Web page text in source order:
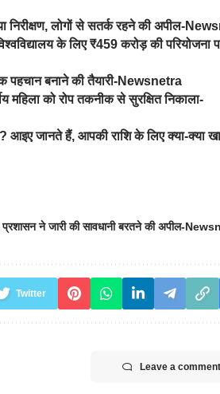
निरीक्षण, लोगों से सतर्क रहने की अपील-
के लिए ₹459 करोड़ की परियोजना
पहचान बनाने की तैयारी-Newsnetra
महिला को रोप तकनीक से सुरक्षित निकाला-
जानते हैं, आपकी राशि के लिए क्या-क्या
प्रशासन ने जारी की सावधानी बरतने की अपील-
Twitter
Leave a comment